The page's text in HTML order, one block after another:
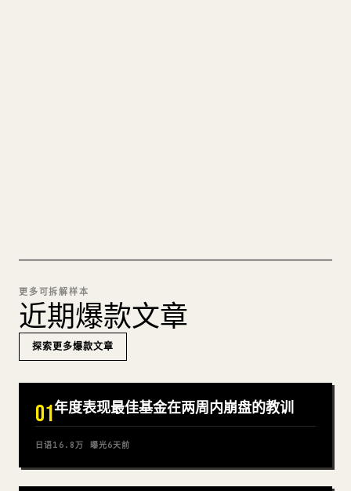
更多可拆解样本
近期爆款文章
探索更多爆款文章
01年度表现最佳基金在两周内崩盘的教训
日语16.8万 曝光6天前